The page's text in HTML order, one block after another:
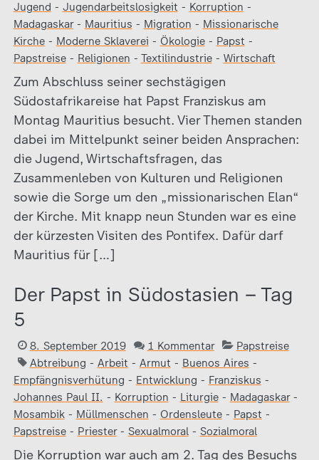
Jugend - Jugendarbeitslosigkeit - Korruption -
Madagaskar- Mauritius - Migration - Missionarische
Kirche- Moderne Sklaverei - Ökologie- Papst -
Papstreise- Religionen - Textilindustrie- Wirtschaft
Zum Abschluss seiner sechstägigen
Südostafrikareise hat Papst Franziskus am
Montag Mauritius besucht. Vier Themen standen
dabei im Mittelpunkt seiner beiden Ansprachen:
die Jugend, Wirtschaftsfragen, das
Zusammenleben von Kulturen und Religionen
sowie die Sorge um den „missionarischen Elan“
der Kirche. Mit knapp neun Stunden war es eine
der kürzesten Visiten des Pontifex. Dafür darf
Mauritius für […]
Der Papst in Südostasien – Tag
5
8. September 2019 1 Kommentar
Papstreise
Abtreibung - Arbeit - Armut - Buenos Aires -
Empfängnisverhütung - Entwicklung - Franziskus -
Johannes Paul II. - Korruption - Liturgie- Madagaskar-
Mosambik- Müllmenschen - Ordensleute- Papst -
Papstreise- Priester- Sexualmoral- Sozialmoral
Die Korruption war auch am 2. Tag des Besuchs